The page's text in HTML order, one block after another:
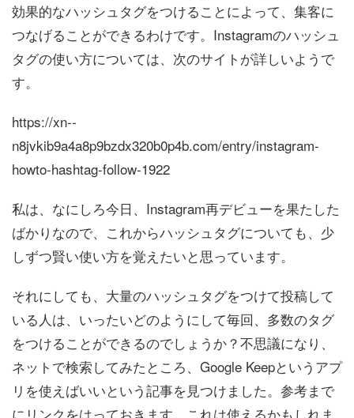
効果的なハッシュタグをつけることによって、集客に
つなげることができるわけです。Instagramのハッシュ
タグの使い方については、次のサイトが詳しいようで
す。
https://xn--
n8jvkib9a4a8p9bzdx320b0p4b.com/entry/instagram-
howto-hashtag-follow-1922
私は、なにしろ今日、Instagram再デビューを果たした
ばかりなので、これからハッシュタグについても、少
しずつ賢い使い方を覚えたいと思っています。
それにしても、大量のハッシュタグをつけて投稿して
いる人は、いったいどのようにして毎回、多数のタグ
をつけることができるのでしょうか？不思議になり、
ネットで検索してみたところ、Google Keepというアプ
リを使えばいいという記事を見つけました。参考まで
にリンクをはっておきます。これは使えるかもしれま